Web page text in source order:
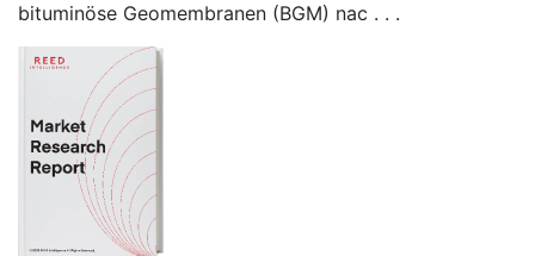
bituminöse Geomembranen (BGM) nac . . .